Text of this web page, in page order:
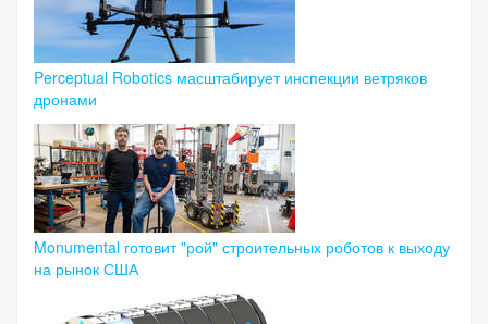
Perceptual Robotics масштабирует инспекции ветряков
дронами
Monumental готовит "рой" строительных роботов к выходу
на рынок США